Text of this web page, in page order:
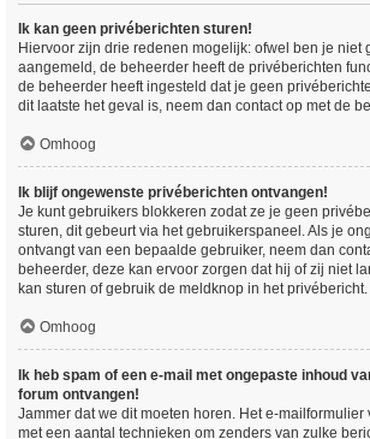
Ik kan geen privéberichten sturen!
Hiervoor zijn drie redenen mogelijk: ofwel ben je niet
aangemeld, de beheerder heeft de privéberichten
de beheerder heeft ingesteld dat je geen
dit laatste het geval is, neem dan contact op met de
Omhoog
Ik blijf ongewenste privéberichten ontvangen!
Je kunt gebruikers blokkeren zodat ze je geen
sturen, dit gebeurt via het gebruikerspaneel. Als je
ontvangt van een bepaalde gebruiker, neem dan
beheerder, deze kan ervoor zorgen dat hij of zij niet
kan sturen of gebruik de meldknop in het privébericht.
Omhoog
Ik heb spam of een e-mail met ongepaste inhoud
forum ontvangen!
Jammer dat we dit moeten horen. Het e-mailformulier
met een aantal technieken om zenders van zulke